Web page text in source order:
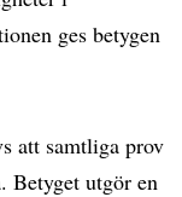
ges betygen
att samtliga prov
Betyget utgör en